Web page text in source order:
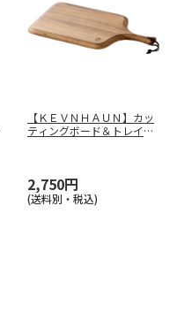
【ＫＥＶＮＨＡＵＮ】カッ
ティングボード＆トレイ
2,750円
(送料別・税込)